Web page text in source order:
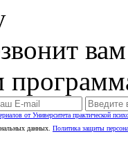
от Университета практической
данных. Политика защиты